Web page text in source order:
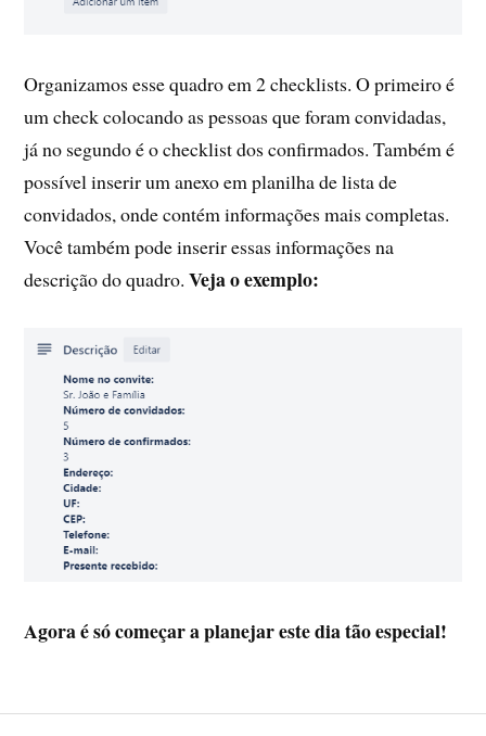
Organizamos esse quadro em 2 checklists. O primeiro é
um check colocando as pessoas que foram convidadas,
já no segundo é o checklist dos confirmados. Também é
possível inserir um anexo em planilha de lista de
convidados, onde contém informações mais completas.
Você também pode inserir essas informações na
descrição do quadro.Veja o exemplo:
Agora é só começar a planejar este dia tão especial!